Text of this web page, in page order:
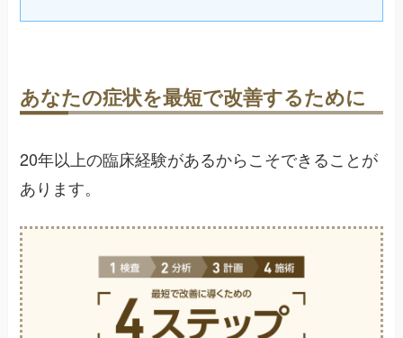
あなたの症状を最短で改善するために
20年以上の臨床経験があるからこそできることが
あります。